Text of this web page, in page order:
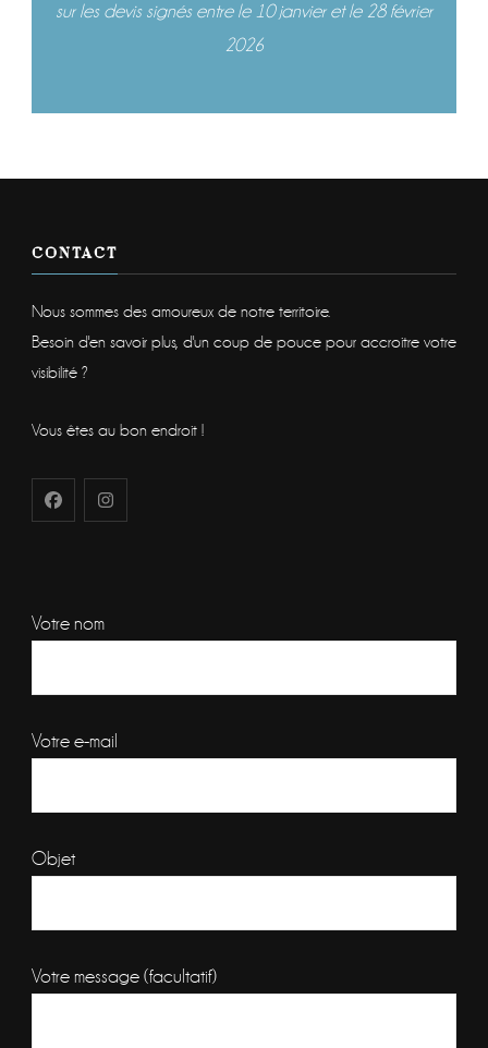
sur les devis signés entre le 10 janvier et le 28 février
2026
CONTACT
Nous sommes des amoureux de notre territoire.
Besoin d'en savoir plus, d'un coup de pouce pour accroitre votre
visibilité ?
Vous êtes au bon endroit !
Votre nom
Votre e-mail
Objet
Votre message (facultatif)